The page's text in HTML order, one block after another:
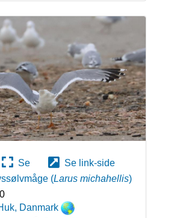
Se
Se link-side
(Larus michahellis)
, Danmark